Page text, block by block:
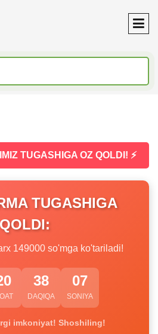
TUGASHIGA OZ QOLDI! ⚡
TUGASHIGA
QOLDI:
149000 so'mga ko'tariladi!
38
DAQIQA
06
SONIYA
imkoniyat! Shoshiling!